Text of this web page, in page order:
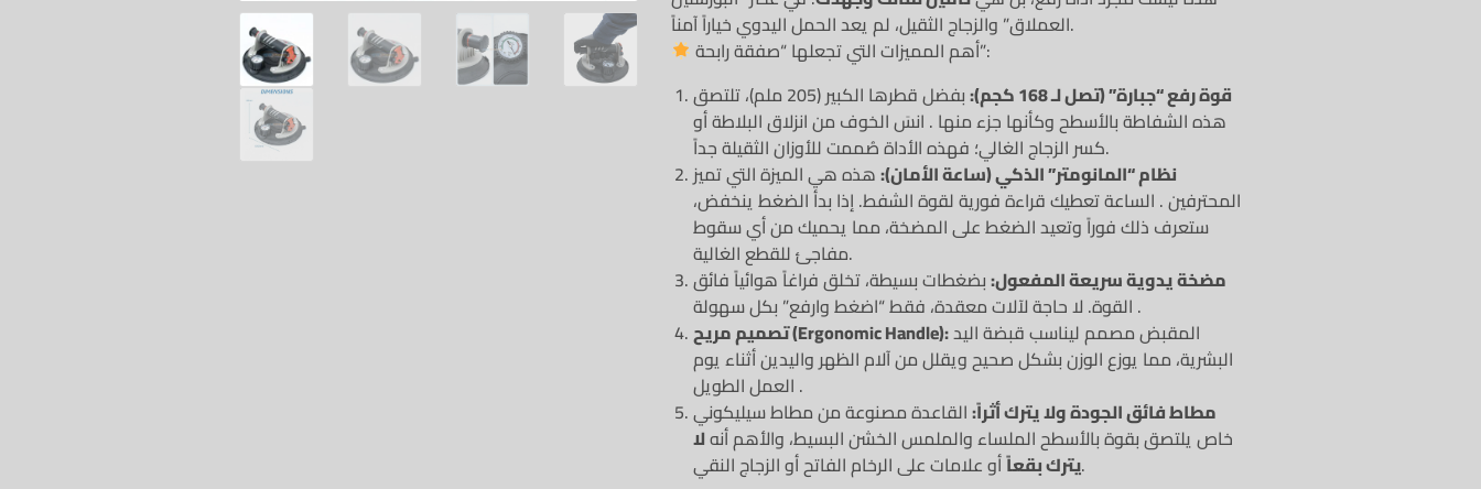
العملاق” والزجاج الثقيل، لم يعد الحمل اليدوي خياراً آمناً.
أهم المميزات التي تجعلها “صفقة رابحة”:
قوة رفع “جبارة” (تصل لـ 168 كجم):
بفضل قطرها الكبير (205 ملم)، تلتصق
هذه الشفاطة بالأسطح وكأنها جزء منها . انسَ الخوف من انزلاق البلاطة أو
كسر الزجاج الغالي؛ فهذه الأداة صُممت للأوزان الثقيلة جداً.
نظام “المانومتر” الذكي (ساعة الأمان):هذه هي الميزة التي تميز
المحترفين . الساعة تعطيك قراءة فورية لقوة الشفط. إذا بدأ الضغط ينخفض،
ستعرف ذلك فوراً وتعيد الضغط على المضخة، مما يحميك من أي سقوط
مفاجئ للقطع الغالية.
مضخة يدوية سريعة المفعول:بضغطات بسيطة، تخلق فراغاً هوائياً فائق
القوة. لا حاجة لآلات معقدة، فقط “اضغط وارفع” بكل سهولة .
تصميم مريح (Ergonomic Handle):المقبض مصمم ليناسب قبضة اليد
البشرية، مما يوزع الوزن بشكل صحيح ويقلل من آلام الظهر واليدين أثناء يوم
العمل الطويل .
مطاط فائق الجودة ولا يترك أثراً:القاعدة مصنوعة من مطاط سيليكوني
خاص يلتصق بقوة بالأسطح الملساء والملمس الخشن البسيط، والأهم أنهلا
يترك بقعاًأو علامات على الرخام الفاتح أو الزجاج النقي.